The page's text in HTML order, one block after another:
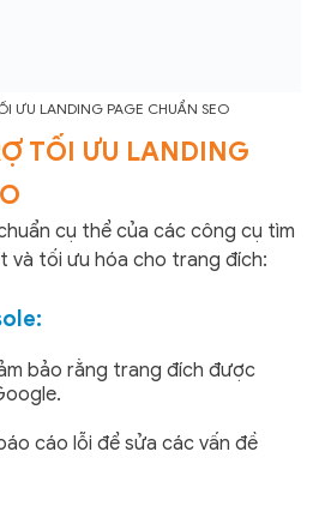
ƯU LANDING PAGE CHUẨN SEO
TỐI ƯU LANDING
cụ thể của các công cụ tìm
và tối ưu hóa cho trang đích:
bảo rằng trang đích được
cáo lỗi để sửa các vấn đề